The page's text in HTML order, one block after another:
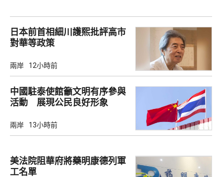
日本前首相細川護熙批評高市
對華等政策
兩岸 12小時前
中國駐泰使館籲文明有序參與
活動 展現公民良好形象
兩岸 13小時前
美法院阻華府將藥明康德列軍
工名單